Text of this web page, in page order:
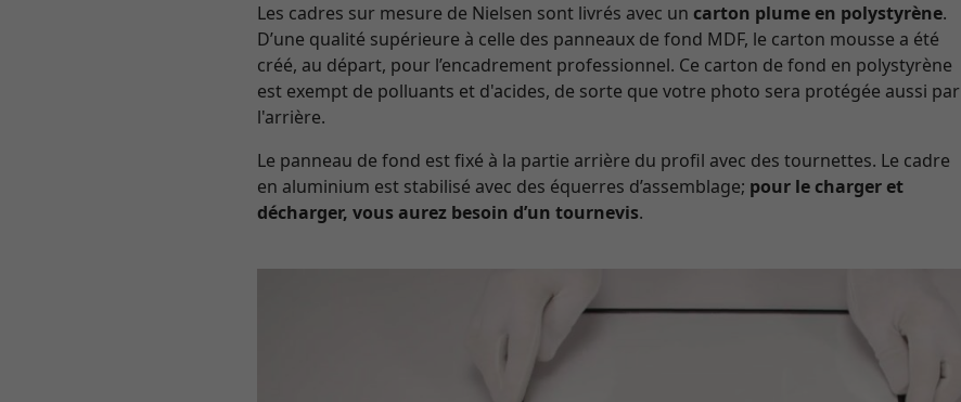
Les cadres sur mesure de Nielsen sont livrés avec un carton plume en polystyrène.
D’une qualité supérieure à celle des panneaux de fond MDF, le carton mousse a été
créé, au départ, pour l’encadrement professionnel. Ce carton de fond en polystyrène
est exempt de polluants et d'acides, de sorte que votre photo sera protégée aussi par
l'arrière.
Le panneau de fond est fixé à la partie arrière du profil avec des tournettes. Le cadre
en aluminium est stabilisé avec des équerres d’assemblage; pour le charger et
décharger, vous aurez besoin d’un tournevis.